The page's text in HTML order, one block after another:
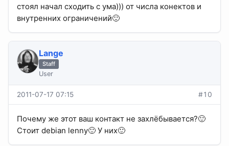
стоял начал сходить с ума))) от числа конектов и
внутренних ограничений🙂
Lange
Staff
User
2011-07-17 07:15 #10
Почему же этот ваш контакт не захлёбывается?🙂
Стоит debian lenny🙂 У них🙂